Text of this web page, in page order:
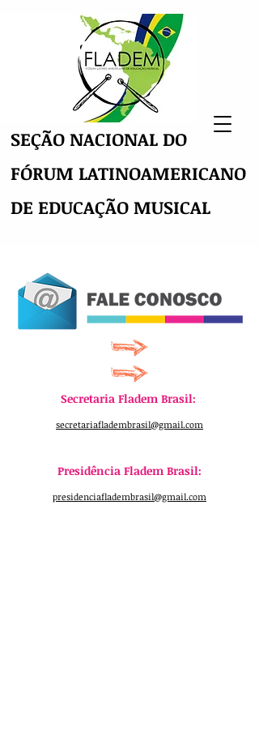
SEÇÃO NACIONAL DO
FÓRUM LATINOAMERICANO
DE EDUCAÇÃO MUSICAL
Secretaria Fladem Brasil:
secretariafladembrasil@gmail.com
Presidência Fladem Brasil:
presidenciafladembrasil@gmail.com